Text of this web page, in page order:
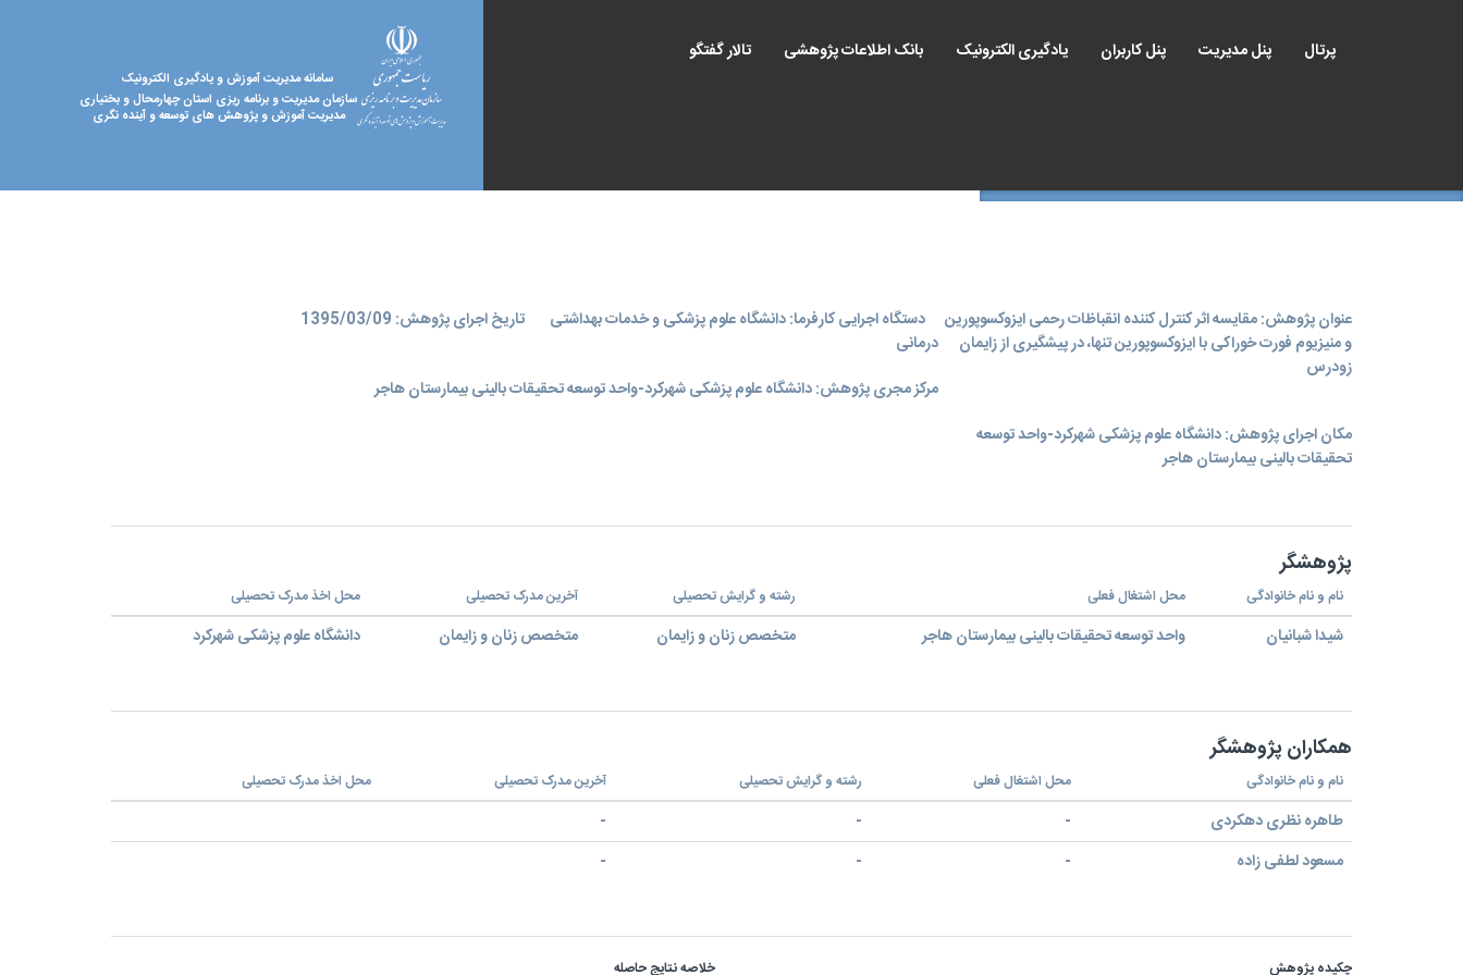
سامانه مدیریت آموزش و یادگیری الکترونیک
سازمان مدیریت و برنامه ریزی استان چهارمحال و بختیاری
مدیریت آموزش و پژوهش های توسعه و آینده نگری
پرتال پنل مدیریت پنل کاربران یادگیری الکترونیک بانک اطلاعات پژوهشی تالار گفتگو
عنوان پژوهش: مقایسه اثر کنترل کننده انقباظات رحمی ایزوکسوپورین
و منیزیوم فورت خوراکی با ایزوکسوپورین تنها، در پیشگیری از زایمان
زودرس
دستگاه اجرایی کارفرما: دانشگاه علوم پزشکی و خدمات بهداشتی
درمانی
تاریخ اجرای پژوهش: 1395/03/09
مرکز مجری پژوهش: دانشگاه علوم پزشکی شهرکرد-واحد توسعه تحقیقات بالینی بیمارستان هاجر
مکان اجرای پژوهش: دانشگاه علوم پزشکی شهرکرد-واحد توسعه
تحقیقات بالینی بیمارستان هاجر
پژوهشگر
نام و نام خانوادگی محل اشتغال فعلی رشته و گرایش تحصیلی آخرین مدرک تحصیلی محل اخذ مدرک تحصیلی
شیدا شبانیان واحد توسعه تحقیقات بالینی بیمارستان هاجر متخصص زنان و زایمان متخصص زنان و زایمان دانشگاه علوم پزشکی شهرکرد
همکاران پژوهشگر
نام و نام خانوادگی محل اشتغال فعلی رشته و گرایش تحصیلی آخرین مدرک تحصیلی محل اخذ مدرک تحصیلی
طاهره نظری دهکردی -
-
-
مسعود لطفی زاده
-
-
-
چکیده پژوهش خلاصه نتایج حاصله